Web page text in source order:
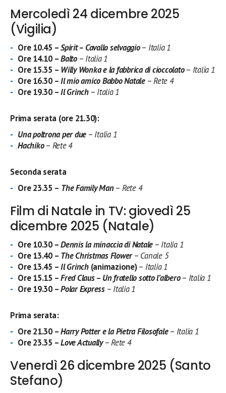
Mercoledì 24 dicembre 2025
(Vigilia)
Ore 10.45 –Spirit – Cavallo selvaggio– Italia 1
Ore 14.10 –Balto– Italia 1
Ore 15.35 – Willy Wonka e la fabbrica di cioccolato– Italia 1
Ore 16.30 –Il mio amico Babbo Natale–Rete 4
Ore 19.30 –Il Grinch– Italia 1
Prima serata (ore 21.30):
Una poltrona per due – Italia 1
Hachiko– Rete 4
Seconda serata
Ore 23.35 – The Family Man– Rete 4
Film di Natale in TV: giovedì 25
dicembre 2025 (Natale)
Ore 10.30 –Dennis la minaccia di Natale – Italia 1
Ore 13.40 – The Christmas Flower– Canale 5
Ore 13.45 –Il Grinch(animazione)– Italia 1
Ore 15.15 –Fred Claus – Un fratello sotto l’albero– Italia 1
Ore 19.30 –Polar Express– Italia 1
Prima serata:
Ore 21.30 –Harry Potter e la Pietra Filosofale– Italia 1
Ore 23.35 –Love Actually–Rete 4
Venerdì 26 dicembre 2025 (Santo
Stefano)